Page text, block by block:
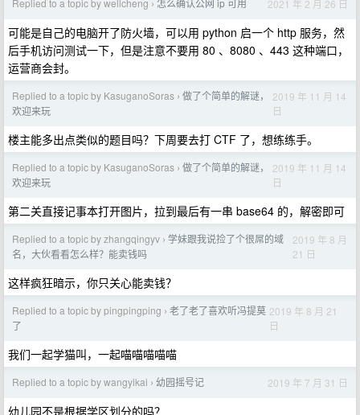
Replied to a topic by wellcheng › 怎么确认公网 ip 可用 2021 年 2 月 26 日
可能是自己的电脑开了防火墙，可以用 python 启一个 http 服务，然
后手机访问测试一下，但是注意不要用 80 、8080 、443 这种端口，
运营商会封。
Replied to a topic by KasuganoSoras › 做了个简单的解谜，
欢迎来玩
2019 年 11 月 14
日
楼主能多出点类似的题目吗？下周要去打 CTF 了，想练练手。
Replied to a topic by KasuganoSoras › 做了个简单的解谜，
欢迎来玩
2019 年 11 月 14
日
第二关直接记事本打开图片，拉到最后有一串 base64 的，解密即可
Replied to a topic by zhangqingyv › 学妹跟我说捡了个很屌的域
名，大伙看看怎么样？能卖钱吗
2019 年 8 月
21 日
这样疯狂暗示，你只关心能卖钱？
Replied to a topic by pingpingping › 老了老了喜欢听冯提莫
了
2019 年 8 月 21
日
我们一起学猫叫，一起喵喵喵喵喵
Replied to a topic by wangyikai › 幼园摇号记 2019 年 7 月 31 日
幼儿园不是根据学区划分的吗？